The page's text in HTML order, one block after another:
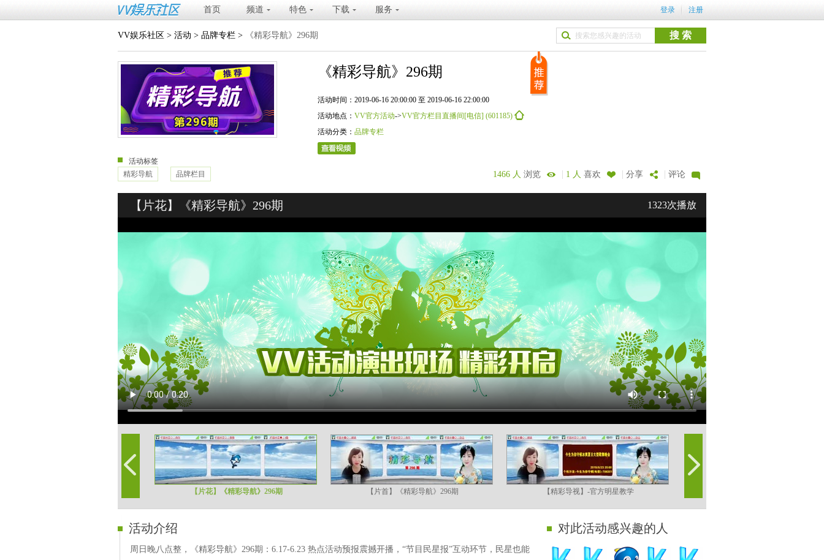
首页 频道 特色 下载 服务 登录 注册
VV娱乐社区 > 活动 > 品牌专栏 > 《精彩导航》296期
《精彩导航》296期
活动时间：2019-06-16 20:00:00 至 2019-06-16 22:00:00
活动地点： VV官方活动->VV官方栏目直播间[电信] (601185)
活动分类： 品牌专栏
活动标签
精彩导航
品牌栏目 1466 人 浏览 | 1 人 喜欢 | 分享 | 评论
【片花】《精彩导航》296期 1323次播放
【片花】《精彩导航》296期 【片首】《精彩导航》296期 【精彩导视】-官方明星教学
活动介绍
周日晚八点整，《精彩导航》296期：6.17-6.23 热点活动预报震撼开播，“节目民星报”互动环节，民星也能
对此活动感兴趣的人